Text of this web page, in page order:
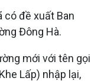
có đề xuất Ban
Đông Hà.
mới với tên gọi
Lấp) nhập lại,